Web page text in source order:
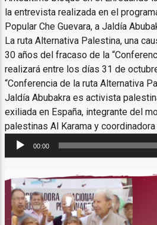
la entrevista realizada en el
Popular Che Guevara, a Jaldía
La ruta Alternativa Palestina, una
30 años del fracaso de la
realizará entre los días 31 de
“Conferencia de la ruta Alternativa
Jaldía Abubakra es activista
exiliada en España, integrante del
palestinas Al Karama y
Reproductor
00:00